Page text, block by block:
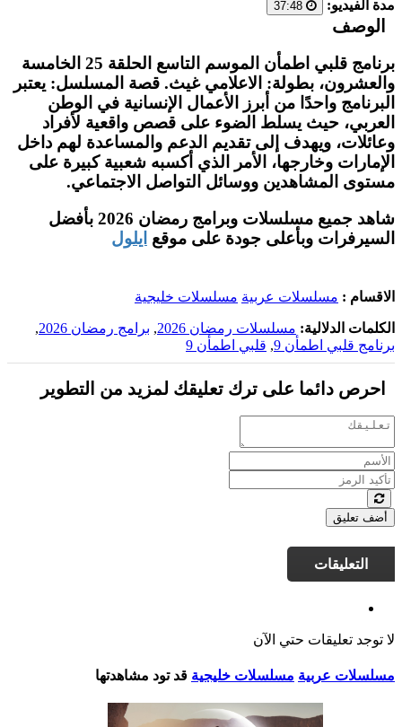
مدة الفيديو:
الوصف
برنامج قلبي اطمأن الموسم التاسع الحلقة 25 الخامسة
والعشرون، بطولة: الاعلامي غيث. قصة المسلسل: يعتبر
البرنامج واحدًا من أبرز الأعمال الإنسانية في الوطن
العربي، حيث يسلط الضوء على قصص واقعية لأفراد
وعائلات، ويهدف إلى تقديم الدعم والمساعدة لهم داخل
الإمارات وخارجها، الأمر الذي أكسبه شعبية كبيرة على
مستوى المشاهدين ووسائل التواصل الاجتماعي.
شاهد جميع مسلسلات وبرامج رمضان 2026 بأفضل
السيرفرات وبأعلى جودة على موقع ايلول
الاقسام : مسلسلات عربية مسلسلات خليجية
الكلمات الدلالية: مسلسلات رمضان 2026 , برامج رمضان 2026
,
برنامج قلبي اطمأن 9
, قلبي اطمأن 9
احرص دائما على ترك تعليقك لمزيد من التطوير
أضف تعليق
التعليقات
لا توجد تعليقات حتي الآن
مسلسلات عربية مسلسلات خليجية قد تود مشاهدتها